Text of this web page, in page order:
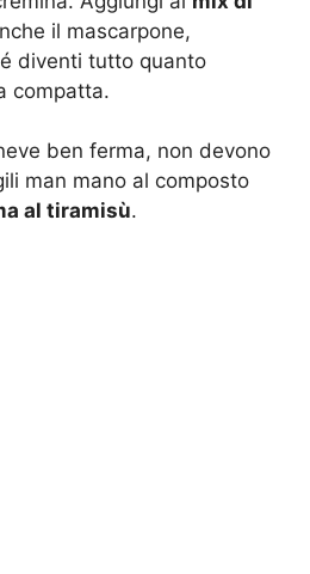
il mascarpone,
diventi tutto quanto
compatta.
ben ferma, non devono
man mano al composto
al tiramisù.